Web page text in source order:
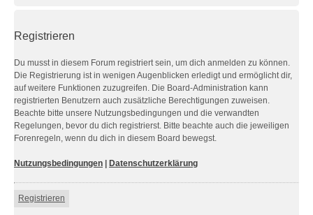
Registrieren
Du musst in diesem Forum registriert sein, um dich anmelden zu können.
Die Registrierung ist in wenigen Augenblicken erledigt und ermöglicht dir,
auf weitere Funktionen zuzugreifen. Die Board-Administration kann
registrierten Benutzern auch zusätzliche Berechtigungen zuweisen.
Beachte bitte unsere Nutzungsbedingungen und die verwandten
Regelungen, bevor du dich registrierst. Bitte beachte auch die jeweiligen
Forenregeln, wenn du dich in diesem Board bewegst.
Nutzungsbedingungen | Datenschutzerklärung
Registrieren